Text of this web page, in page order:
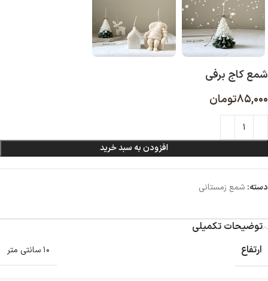
شمع کاج برفی
۸۵,۰۰۰تومان
افزودن به سبد خرید
دسته: شمع زمستانی
توضیحات تکمیلی
ارتفاع
۱۰ سانتی متر